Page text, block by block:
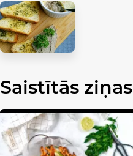
Saistītās ziņas